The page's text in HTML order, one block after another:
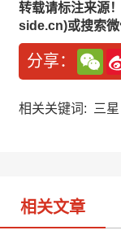
转载请标注来源
side.cn)或搜索微
分享：
W
e
C
a
相关关键词: 三星
相关文章